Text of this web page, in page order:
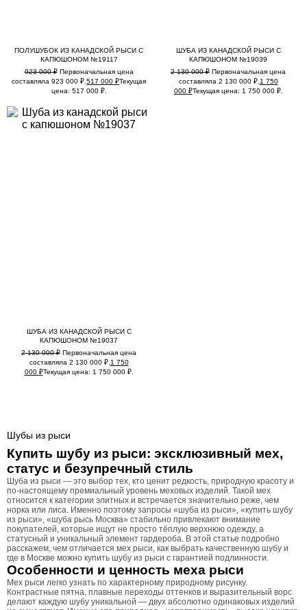
ПОЛУШУБОК ИЗ КАНАДСКОЙ РЫСИ С
КАПЮШОНОМ №19117
923 000₽ Первоначальная цена
составляла 923 000 ₽.517 000 ₽Текущая
цена: 517 000 ₽.
ШУБА ИЗ КАНАДСКОЙ РЫСИ С
КАПЮШОНОМ №19039
2 130 000₽ Первоначальная цена
составляла 2 130 000 ₽.1 750
000 ₽Текущая цена: 1 750 000 ₽.
ШУБА ИЗ КАНАДСКОЙ РЫСИ С
КАПЮШОНОМ №19037
2 130 000₽ Первоначальная цена
составляла 2 130 000 ₽.1 750
000 ₽Текущая цена: 1 750 000 ₽.
Шубы из рыси
Купить шубу из рыси: эксклюзивный мех,
статус и безупречный стиль
Шуба из рыси — это выбор тех, кто ценит редкость, природную красоту и
по-настоящему премиальный уровень меховых изделий. Такой мех
относится к категории элитных и встречается значительно реже, чем
норка или лиса. Именно поэтому запросы «шуба из рыси», «купить шубу
из рыси», «шуба рысь Москва» стабильно привлекают внимание
покупателей, которые ищут не просто тёплую верхнюю одежду, а
статусный и уникальный элемент гардероба. В этой статье подробно
расскажем, чем отличается мех рыси, как выбрать качественную шубу и
где в Москве можно купить шубу из рыси с гарантией подлинности.
Особенности и ценность меха рыси
Мех рыси легко узнать по характерному природному рисунку.
Контрастные пятна, плавные переходы оттенков и выразительный ворс
делают каждую шубу уникальной — двух абсолютно одинаковых изделий